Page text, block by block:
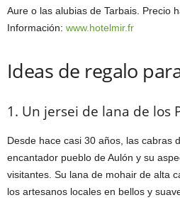
Aure o las alubias de Tarbais. Precio
Información: www.hotelmir.fr
Ideas de regalo
1. Un jersei de lana de los
Desde hace casi 30 años, las cabras
encantador pueblo de Aulón y su
visitantes. Su lana de mohair de alta
los artesanos locales en bellos y